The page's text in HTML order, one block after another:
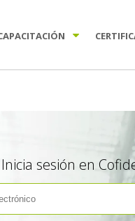
Inicia sesión en